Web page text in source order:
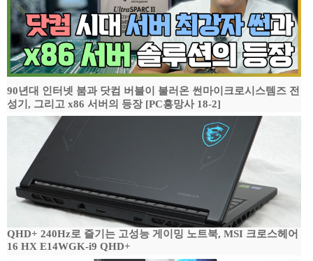
90년대 인터넷 붐과 닷컴 버블이 불러온 썬마이크로시스템즈 전
성기, 그리고 x86 서버의 등장 [PC흥망사 18-2]
QHD+ 240Hz로 즐기는 고성능 게이밍 노트북, MSI 크로스헤어
16 HX E14WGK-i9 QHD+